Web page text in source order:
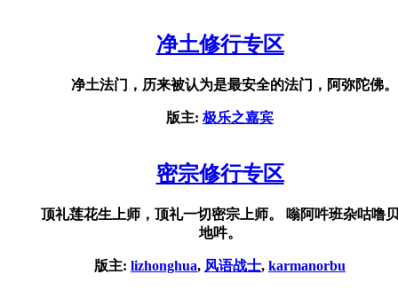
净土修行专区
净土法门，历来被认为是最安全的法门，阿弥陀佛。
版主: 极乐之嘉宾
密宗修行专区
顶礼莲花生上师，顶礼一切密宗上师。 嗡阿吽班杂咕噜
地吽。
版主: lizhonghua, 风语战士, karmanorbu